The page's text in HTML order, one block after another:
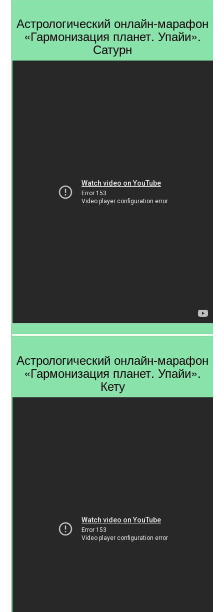
Астрологический онлайн-марафон
«Гармонизация планет. Упайи».
Сатурн
Астрологический онлайн-марафон
«Гармонизация планет. Упайи».
Кету